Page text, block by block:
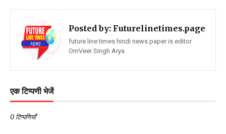
Posted by: Futurelinetimes.page
future line times hindi news paper is editor
OmVeer Singh Arya
एक टिप्पणी भेजें
0 टिप्पणियाँ